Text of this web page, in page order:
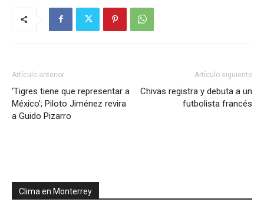
Artículo anterior
‘Tigres tiene que representar a
México’; Piloto Jiménez revira
a Guido Pizarro
Artículo siguiente
Chivas registra y debuta a un
futbolista francés
Clima en Monterrey